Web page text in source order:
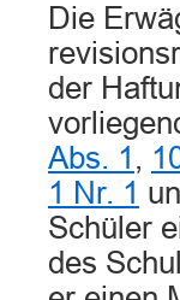
Die
der
Abs. 1 ,
1 Nr. 1
Schüler
des